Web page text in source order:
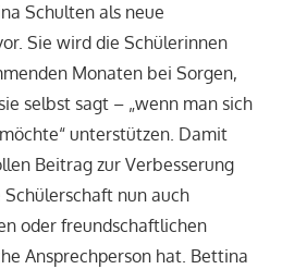
Schulten als neue
Sie wird die Schülerinnen
Monaten bei Sorgen,
selbst sagt – „wenn man sich
unterstützen. Damit
Beitrag zur Verbesserung
nun auch
oder freundschaftlichen
Ansprechperson hat. Bettina